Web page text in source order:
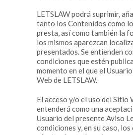
LETSLAW podrá suprimir,
tanto los Contenidos como
presta, así como también la
los mismos aparezcan
presentados. Se entienden
condiciones que estén
momento en el que el
Web de LETSLAW.
El acceso y/o el uso del Sitio
entenderá como una
Usuario del presente Aviso
condiciones y, en su caso, los